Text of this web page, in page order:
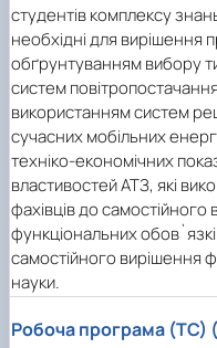
студентів комплексу
необхідні для вирішення
обґрунтуванням вибору
систем
використанням систем
сучасних мобільних
техніко-економічних
властивостей АТЗ, які
фахівців до
функціональних
самостійного вирішення
науки.
Робоча програма (ТС)